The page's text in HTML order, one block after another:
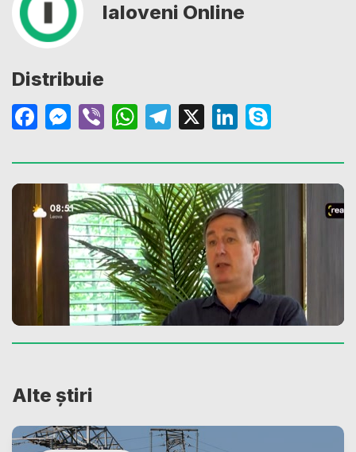
Ialoveni Online
Distribuie
Facebook
Messenger
ViberWhatsApp
Telegram
X LinkedIn
Alte știri